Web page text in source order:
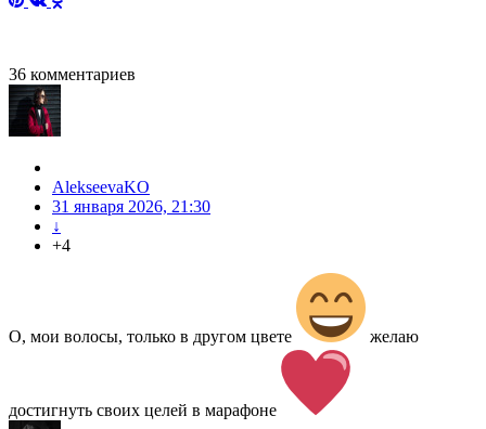
36 комментариев
AlekseevaKO
31 января 2026, 21:30
↓
+4
О, мои волосы, только в другом цвете желаю
достигнуть своих целей в марафоне